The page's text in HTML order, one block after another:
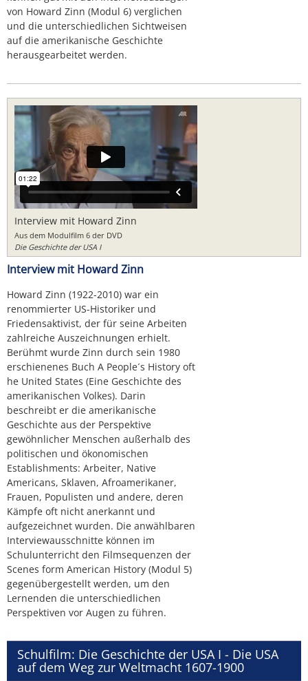
von Howard Zinn (Modul 6) verglichen
und die unterschiedlichen Sichtweisen
auf die amerikanische Geschichte
herausgearbeitet werden.
Interview mit Howard Zinn
Aus dem Modulfilm 6 der DVD
Die Geschichte der USA I
Interview mit Howard Zinn
Howard Zinn (1922-2010) war ein
renommierter US-Historiker und
Friedensaktivist, der für seine Arbeiten
zahlreiche Auszeichnungen erhielt.
Berühmt wurde Zinn durch sein 1980
erschienenes Buch A People´s History oft
he United States (Eine Geschichte des
amerikanischen Volkes). Darin
beschreibt er die amerikanische
Geschichte aus der Perspektive
gewöhnlicher Menschen außerhalb des
politischen und ökonomischen
Establishments: Arbeiter, Native
Americans, Sklaven, Afroamerikaner,
Frauen, Populisten und andere, deren
Kämpfe oft nicht anerkannt und
aufgezeichnet wurden. Die anwählbaren
Interviewausschnitte können im
Schulunterricht den Filmsequenzen der
Scenes form American History (Modul 5)
gegenübergestellt werden, um den
Lernenden die unterschiedlichen
Perspektiven vor Augen zu führen.
Schulfilm: Die Geschichte der USA I - Die USA
auf dem Weg zur Weltmacht 1607-1900